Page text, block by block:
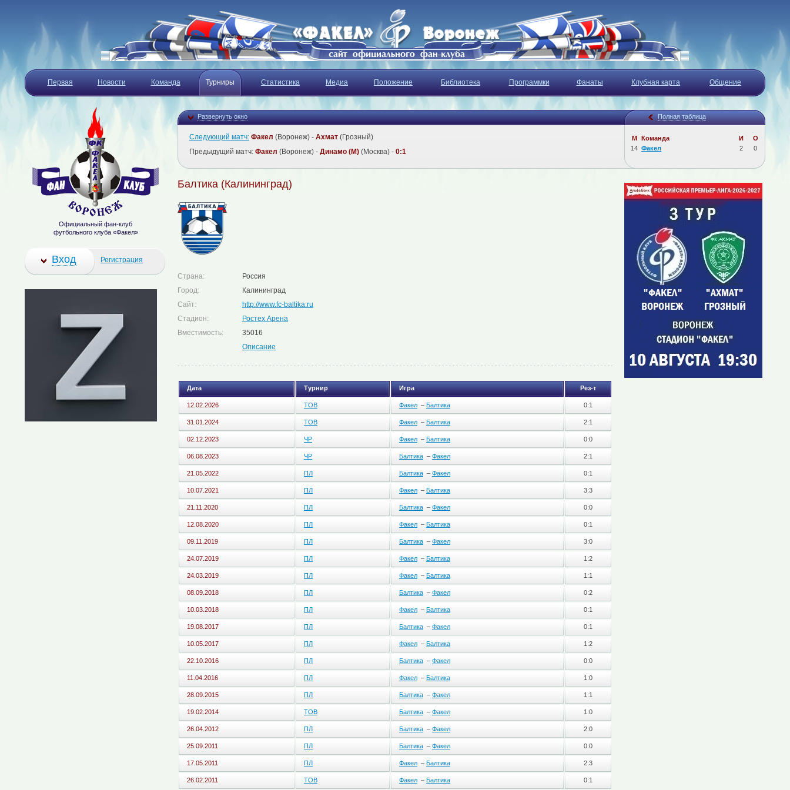
Первая Новости Команда Турниры Статистика Медиа Положение Библиотека Программки Фанаты Клубная карта Общение
Развернуть окно Полная таблица
М Команда И
О
14 Факел 2 0
Следующий матч: Факел (Воронеж) - Ахмат (Грозный)
Предыдущий матч: Факел (Воронеж) - Динамо (М) (Москва) - 0:1
Балтика (Калининград)
Страна:
Россия
Город:
Калининград
Сайт:
http://www.fc-baltika.ru
Стадион:
Ростех Арена
Вместимость:
35016
Описание
Дата Турнир Игра Рез-т
12.02.2026 ТОВ Факел – Балтика 0:1
31.01.2024 ТОВ Факел – Балтика 2:1
02.12.2023 ЧР Факел – Балтика 0:0
06.08.2023 ЧР Балтика – Факел 2:1
21.05.2022 ПЛ Балтика – Факел 0:1
10.07.2021 ПЛ Факел – Балтика 3:3
21.11.2020 ПЛ Балтика – Факел 0:0
12.08.2020 ПЛ Факел – Балтика 0:1
09.11.2019 ПЛ Балтика – Факел 3:0
24.07.2019 ПЛ Факел – Балтика 1:2
24.03.2019 ПЛ Факел – Балтика 1:1
08.09.2018 ПЛ Балтика – Факел 0:2
10.03.2018 ПЛ Факел – Балтика 0:1
19.08.2017 ПЛ Балтика – Факел 0:1
10.05.2017 ПЛ Факел – Балтика 1:2
22.10.2016 ПЛ Балтика – Факел 0:0
11.04.2016 ПЛ Факел – Балтика 1:0
28.09.2015 ПЛ Балтика – Факел 1:1
19.02.2014 ТОВ Балтика – Факел 1:0
26.04.2012 ПЛ Балтика – Факел 2:0
25.09.2011 ПЛ Балтика – Факел 0:0
17.05.2011 ПЛ Факел – Балтика 2:3
26.02.2011 ТОВ Факел – Балтика 0:1
Официальный фан-клуб
футбольного клуба «Факел»
Вход Регистрация